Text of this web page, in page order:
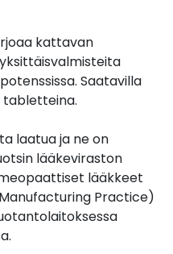
kattavan
Saatavilla
tabletteina.
laatua ja ne on
lääkeviraston
lääkkeet
Practice)